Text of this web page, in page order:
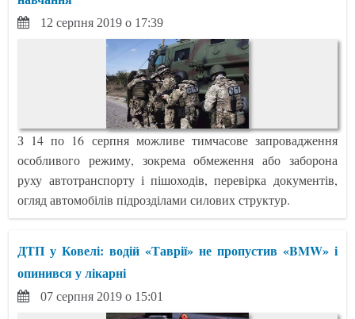
12 серпня 2019 о 17:39
З 14 по 16 серпня можливе тимчасове запровадження
особливого режиму, зокрема обмеження або заборона
руху автотранспорту і пішоходів, перевірка документів,
огляд автомобілів підрозділами силових структур.
ДТП у Ковелі: водій «Таврії» не пропустив «BMW» і
опинився у лікарні
07 серпня 2019 о 15:01